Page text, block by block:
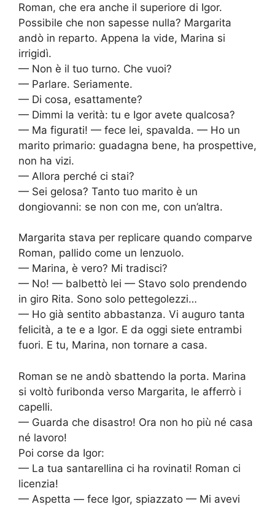
Roman, che era anche il superiore di Igor.
Possibile che non sapesse nulla? Margarita
andò in reparto. Appena la vide, Marina si
irrigidì.
— Non è il tuo turno. Che vuoi?
— Parlare. Seriamente.
— Di cosa, esattamente?
— Dimmi la verità: tu e Igor avete qualcosa?
— Ma figurati! — fece lei, spavalda. — Ho un
marito primario: guadagna bene, ha prospettive,
non ha vizi.
— Allora perché ci stai?
— Sei gelosa? Tanto tuo marito è un
dongiovanni: se non con me, con un’altra.
Margarita stava per replicare quando comparve
Roman, pallido come un lenzuolo.
— Marina, è vero? Mi tradisci?
— No! — balbettò lei — Stavo solo prendendo
in giro Rita. Sono solo pettegolezzi…
— Ho già sentito abbastanza. Vi auguro tanta
felicità, a te e a Igor. E da oggi siete entrambi
fuori. E tu, Marina, non tornare a casa.
Roman se ne andò sbattendo la porta. Marina
si voltò furibonda verso Margarita, le afferrò i
capelli.
— Guarda che disastro! Ora non ho più né casa
né lavoro!
Poi corse da Igor:
— La tua santarellina ci ha rovinati! Roman ci
licenzia!
— Aspetta — fece Igor, spiazzato — Mi avevi